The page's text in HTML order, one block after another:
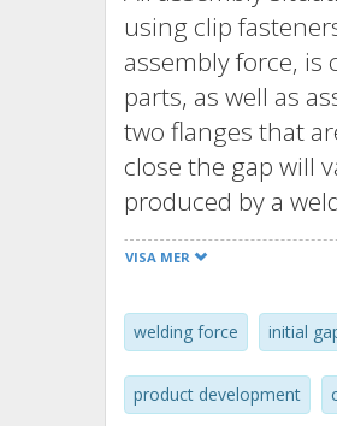
using clip
assembly force,
parts, as well as
two flanges that
close the gap will
produced by a
closing the gap
simulation
forces due to
discussed with
VISA MER
welding force initial
product development